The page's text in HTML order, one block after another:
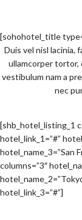
[sohohotel_title
Duis vel nisl lacinia,
ullamcorper tortor,
vestibulum nam a
nec
[shb_hotel_listing_1
hotel_link_1=”#”
hotel_name_3=”San
columns=”3″
hotel_link_3=”#”]